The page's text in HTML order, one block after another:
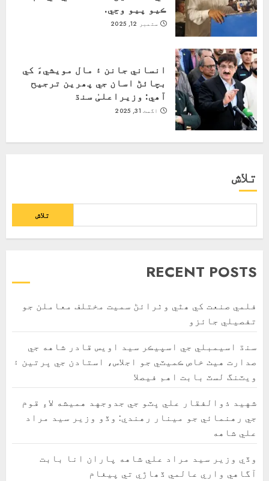
ڪيو پيو وڃي.
ستمبر 12, 2025
انساني جانن ۽ مال مويشيءَ کي
بچائڻ اسان جي پھرين ترجيح
آھي: وزيراعلیٰ سنڌ
اگست 31, 2025
تلاش
تلاش
RECENT POSTS
فلمي صنعت کي ھٿي وٺرائڻ سميت مختلف معاملن جو
تفصيلي جائزو
سنڌ اسيمبلي جي اسپيڪر سيد اويس قادر شاهه جي
صدارت هيٺ خاص ڪميٽي جو اجلاس، استادن جي ڀرتين ۽
ويٽنگ لسٽ بابت اهم فيصلا
شهيد ذوالفقار علي ڀٽو جي جدوجهد هميشه لاءِ قوم
جي رهنمائي جو مينار رهندي: وڏو وزير سيد مراد
علي شاهه
وڏي وزير سيد مراد علي شاهه پاران انا بابت
آگاهي واري عالمي ڏھاڙي تي پيغام